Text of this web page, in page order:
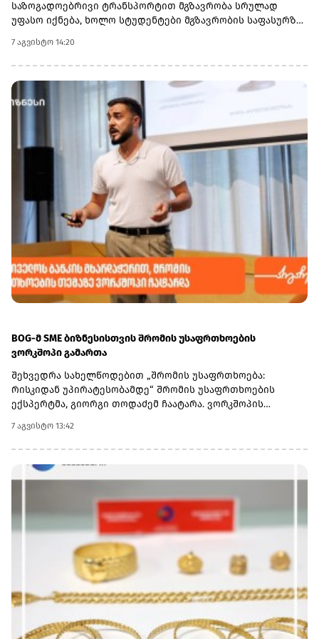
სახსრებს დააგროვებს.
საზოგადოებრივი ტრანსპორტით მგზავრობა სრულად
უფასო იქნება, ხოლო სტუდენტები მგზავრობის საფასურზე
7 აგვისტო 14:20
BOG-მ SME ბიზნესისთვის შრომის უსაფრთხოების
ვორკშოპი გამართა
შეხვედრა სახელწოდებით „შრომის უსაფრთხოება:
რისკიდან უპირატესობამდე“ შრომის უსაფრთხოების
ექსპერტმა, გიორგი თოდაძემ ჩაატარა. ვორკშოპის
იმის შესახებ, თუ როგორ იქცევა უსაფრთხოების
სტანდარტების დანერგვა ბიზნესის მდგრადი
განვითარების, ფინანსური სტაბილურობისა და
რეპუტაციის გაძლიერების ინსტრუმენტად.ღონისძიებაზე
როგორიცაა უსაფრთხოების ეკონომიკა და ინვესტიციის
უკუგება (ROI); როგორ გადაიქცეს უსაფრთხოება ბიზნესის
სტრატეგიულ უპირატესობად; თანამშრომელთა
რესურსების მართვა; ლიდერის როლი უსაფრთხოების
კულტურის ჩამოყალიბებაში და ნდობაზე დაფუძნებული
სამუშაო გარემოს შექმნა.მონაწილეებმა ასევე მიიღეს
პრაქტიკული რეკომენდაციები კრიზისების მართვისა და
ბიზნესის უწყვეტობის დაგეგმვის (BCP) მიმართულებით -
როგორ მოემზადონ კომპანიები ფორსმაჟორული
სიტუაციებისთვის და შეამცირონ შესაძლო ფინანსური თუ
7 აგვისტო 13:42